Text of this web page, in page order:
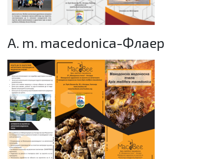
A. m. macedonica-Флаер